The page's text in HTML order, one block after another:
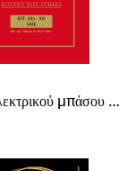
Χορδές ηλεκτρικού μπάσου 4440 RB RB Rickenbacker flatwound